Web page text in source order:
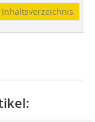
Inhaltsverzeichnis